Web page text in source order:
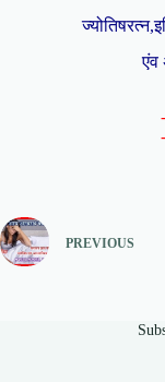
एंव
PREVIOUS